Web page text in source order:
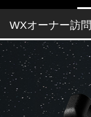
WXオーナー訪問